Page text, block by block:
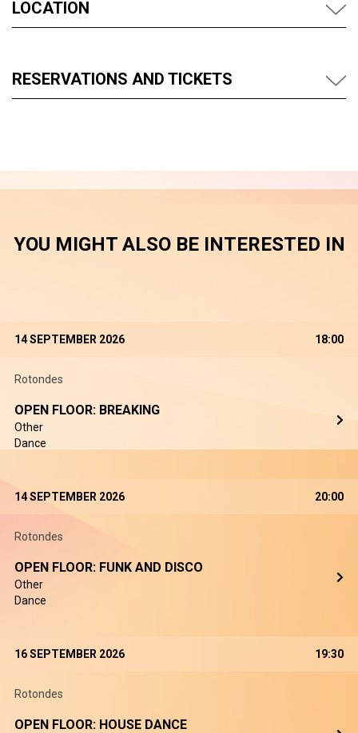
LOCATION
RESERVATIONS AND TICKETS
YOU MIGHT ALSO BE INTERESTED IN
14 SEPTEMBER 2026 18:00
Rotondes
OPEN FLOOR: BREAKING
Other
Dance
14 SEPTEMBER 2026 20:00
Rotondes
OPEN FLOOR: FUNK AND DISCO
Other
Dance
16 SEPTEMBER 2026 19:30
Rotondes
OPEN FLOOR: HOUSE DANCE